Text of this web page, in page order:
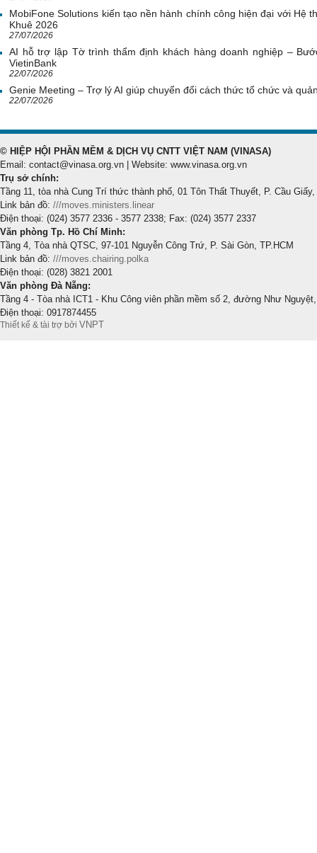
MobiFone Solutions kiến tạo nền hành chính công hiện đại với Hệ
Khuê 2026
27/07/2026
AI hỗ trợ lập Tờ trình thẩm định khách hàng doanh nghiệp –
VietinBank
22/07/2026
Genie Meeting – Trợ lý AI giúp chuyển đổi cách thức tổ chức và
22/07/2026
© HIỆP HỘI PHẦN MỀM & DỊCH VỤ CNTT VIỆT NAM (VINASA)
Email: contact@vinasa.org.vn | Website: www.vinasa.org.vn
Trụ sở chính:
Tầng 11, tòa nhà Cung Trí thức thành phố, 01 Tôn Thất Thuyết, P. Cầu Giấy,
Link bản đồ: ///moves.ministers.linear
Điện thoại: (024) 3577 2336 - 3577 2338; Fax: (024) 3577 2337
Văn phòng Tp. Hồ Chí Minh:
Tầng 4, Tòa nhà QTSC, 97-101 Nguyễn Công Trứ, P. Sài Gòn, TP.HCM
Link bản đồ: ///moves.chairing.polka
Điện thoại: (028) 3821 2001
Văn phòng Đà Nẵng:
Tầng 4 - Tòa nhà ICT1 - Khu Công viên phần mềm số 2, đường Như
Điện thoại: 0917874455
Thiết kế & tài trợ bởi VNPT